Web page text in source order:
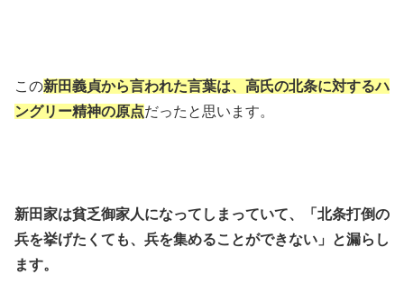
この新田義貞から言われた言葉は、高氏の北条に対するハ
ングリー精神の原点だったと思います。
新田家は貧乏御家人になってしまっていて、「北条打倒の
兵を挙げたくても、兵を集めることができない」と漏らし
ます。